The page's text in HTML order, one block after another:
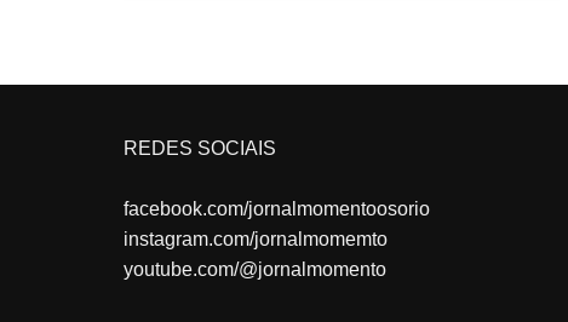
REDES SOCIAIS
facebook.com/jornalmomentoosorio
instagram.com/jornalmomemto
youtube.com/@jornalmomento